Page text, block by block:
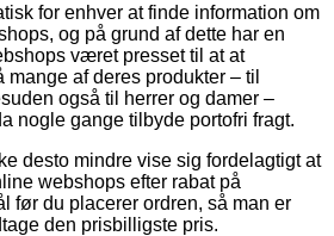
for enhver at finde information om
og på grund af dette har en
været presset til at at
af deres produkter – til
også til herrer og damer –
nogle gange tilbyde portofri fragt.
desto mindre vise sig fordelagtigt at
webshops efter rabat på
før du placerer ordren, så man er
den prisbilligste pris.